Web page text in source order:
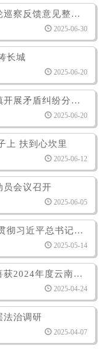
县委政法委召开十三届县委第十一轮巡察反馈意见整改专题民主生活会
2025-06-30
长城
2025-06-20
县级专项普法工作队第一队赴勐腊镇开展矛盾纠纷分析研判
2025-06-20
上 扶到心坎里
2025-06-12
员会议召开
2025-06-05
勐腊县委常委会召开会议 传达学习贯彻习近平总书记近期重要讲话精神 全面推进中国式现代化勐腊实践
2025-05-14
喜报！勐腊县委政法委副书记范瑞喜获2024年度云南“最美政法干警”提名奖
2025-04-24
法治调研
2025-04-07